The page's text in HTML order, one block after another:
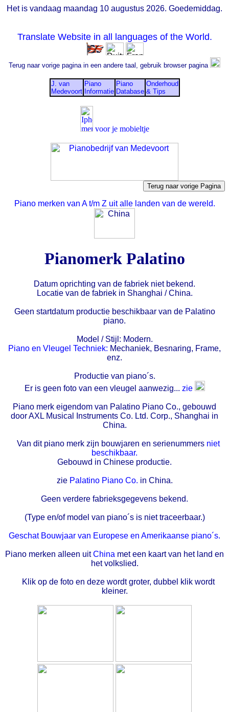
Het is vandaag maandag 10 augustus 2026. Goedemiddag.
Translate Website in all languages of the World.
Terug naar vorige pagina in een andere taal, gebruik browser pagina
J. van
Medevoort
Piano
Informatie
Piano
Database
Onderhoud
& Tips
voor je mobieltje
Piano merken van A t/m Z uit alle landen van de wereld.
Pianomerk Palatino
Datum oprichting van de fabriek niet bekend.
Locatie van de fabriek in Shanghai / China.
Geen startdatum productie beschikbaar van de Palatino
piano.
Model / Stijl: Modern.
Piano en Vleugel Techniek: Mechaniek, Besnaring, Frame,
enz.
Productie van piano´s.
Er is geen foto van een vleugel aanwezig... zie
Piano merk eigendom van Palatino Piano Co., gebouwd
door AXL Musical Instruments Co. Ltd. Corp., Shanghai in
China.
Van dit piano merk zijn bouwjaren en serienummers niet
beschikbaar.
Gebouwd in Chinese productie.
zie Palatino Piano Co. in China.
Geen verdere fabrieksgegevens bekend.
(Type en/of model van piano´s is niet traceerbaar.)
Geschat Bouwjaar van Europese en Amerikaanse piano´s.
Piano merken alleen uitChina met een kaart van het land en
het volkslied.
Klik op de foto en deze wordt groter, dubbel klik wordt
kleiner.